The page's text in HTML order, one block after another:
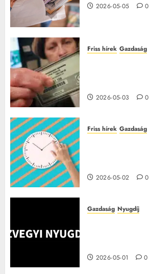
2026-05-05 0
Friss hírek Gazdaság
2026-05-03 0
Friss hírek Gazdaság
2026-05-02 0
Gazdaság Nyugdíj
2026-05-01 0